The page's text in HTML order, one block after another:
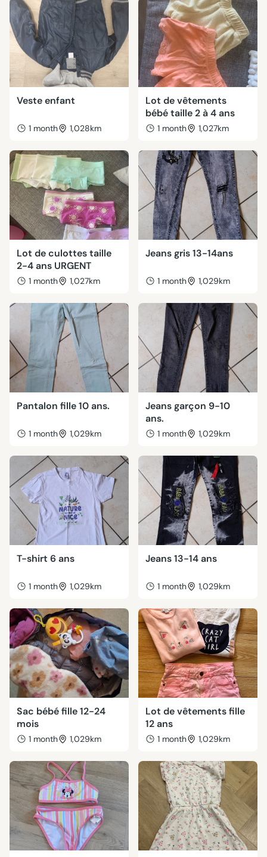
Veste enfant
1 month 1,028km
Lot de vêtements
bébé taille 2 à 4 ans
1 month 1,027km
Lot de culottes taille
2-4 ans URGENT
1 month 1,027km
Jeans gris 13-14ans
1 month 1,029km
Pantalon fille 10 ans.
1 month 1,029km
Jeans garçon 9-10
ans.
1 month 1,029km
T-shirt 6 ans
1 month 1,029km
Jeans 13-14 ans
1 month 1,029km
Sac bébé fille 12-24
mois
1 month 1,029km
Lot de vêtements fille
12 ans
1 month 1,029km